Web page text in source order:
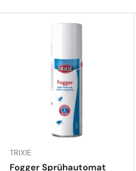
TRIXIE
Fogger Sprühautomat